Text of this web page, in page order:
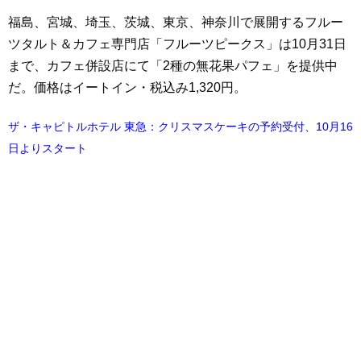
福島、宮城、埼玉、茨城、東京、神奈川で展開するフルー
ツタルト＆カフェ専門店「フルーツピークス」は10月31日
まで、カフェ併設店にて「2種の無花果パフェ」を提供中
だ。価格はイートイン・税込み1,320円。
ザ・キャピトルホテル 東急：クリスマスケーキの予約受付、10月16
日よりスタート